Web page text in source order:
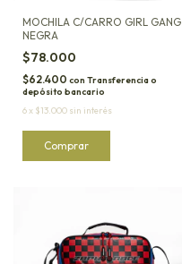
MOCHILA C/CARRO GIRL GANG
NEGRA
$78.000
$62.400 con Transferencia o
depósito bancario
6x $13.000 sin interés